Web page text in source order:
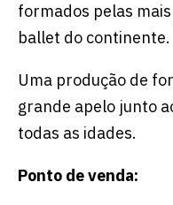
formados pelas
ballet do continente.
Uma produção de
grande apelo junto
todas as idades.
Ponto de venda: